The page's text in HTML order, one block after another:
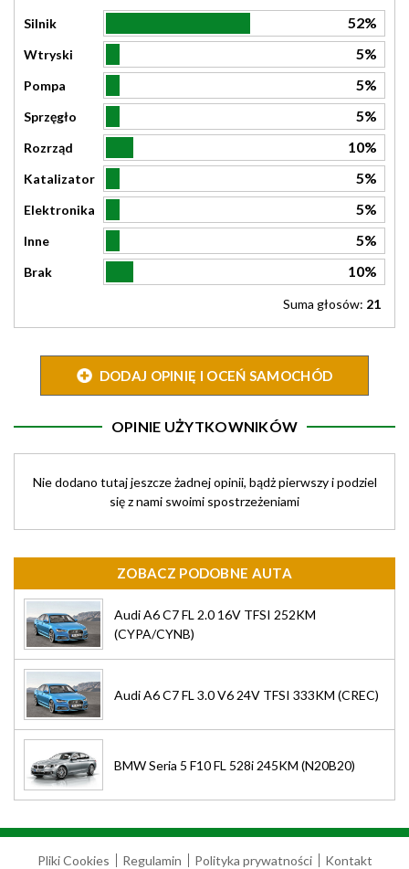
Silnik 52%
Wtryski 5%
Pompa 5%
Sprzęgło 5%
Rozrząd 10%
Katalizator 5%
Elektronika 5%
Inne 5%
Brak 10%
Suma głosów: 21
DODAJ OPINIĘ I OCEŃ SAMOCHÓD
OPINIE UŻYTKOWNIKÓW
Nie dodano tutaj jeszcze żadnej opinii, bądż pierwszy i podziel
się z nami swoimi spostrzeżeniami
ZOBACZ PODOBNE AUTA
Audi A6 C7 FL 2.0 16V TFSI 252KM
(CYPA/CYNB)
Audi A6 C7 FL 3.0 V6 24V TFSI 333KM (CREC)
BMW Seria 5 F10 FL 528i 245KM (N20B20)
Pliki Cookies Regulamin Polityka prywatności Kontakt